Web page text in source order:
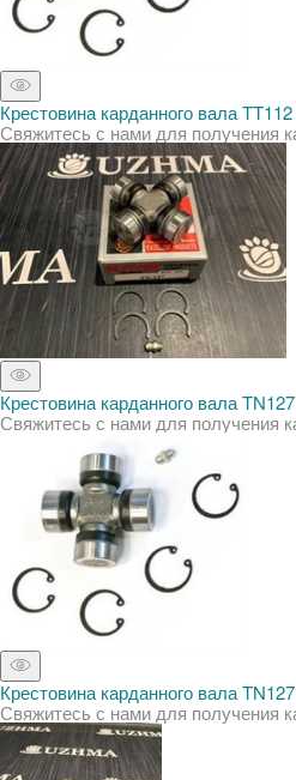
Крестовина карданного вала
Свяжитесь с нами для получения
Крестовина карданного вала
Свяжитесь с нами для получения
Крестовина карданного вала
Свяжитесь с нами для получения